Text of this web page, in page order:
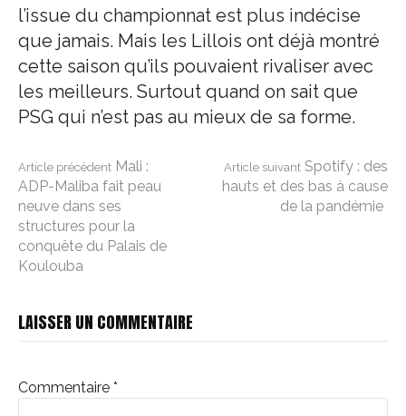
l’issue du championnat est plus indécise
que jamais. Mais les Lillois ont déjà montré
cette saison qu’ils pouvaient rivaliser avec
les meilleurs. Surtout quand on sait que
PSG qui n’est pas au mieux de sa forme.
Lire
la
suite
Article précédent Mali :
ADP-Maliba fait peau
neuve dans ses
structures pour la
conquête du Palais de
Koulouba
Article suivant Spotify : des
hauts et des bas à cause
de la pandémie
LAISSER UN COMMENTAIRE
Commentaire *